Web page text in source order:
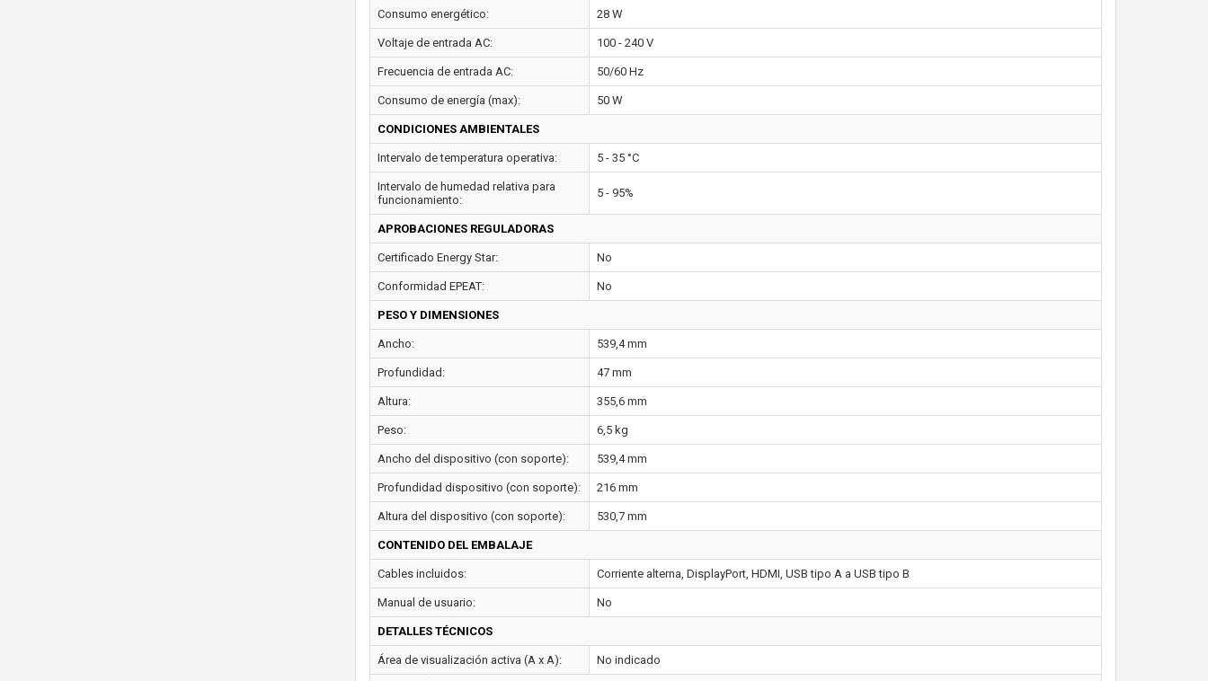
Consumo energético: 28 W
Voltaje de entrada AC: 100 - 240 V
Frecuencia de entrada AC: 50/60 Hz
Consumo de energía (max): 50 W
CONDICIONES AMBIENTALES
Intervalo de temperatura operativa: 5 - 35 °C
Intervalo de humedad relativa para
funcionamiento:
5 - 95%
APROBACIONES REGULADORAS
Certificado Energy Star: No
Conformidad EPEAT: No
PESO Y DIMENSIONES
Ancho: 539,4 mm
Profundidad: 47 mm
Altura: 355,6 mm
Peso: 6,5 kg
Ancho del dispositivo (con soporte): 539,4 mm
Profundidad dispositivo (con soporte): 216 mm
Altura del dispositivo (con soporte): 530,7 mm
CONTENIDO DEL EMBALAJE
Cables incluidos: Corriente alterna, DisplayPort, HDMI, USB tipo A a USB tipo B
Manual de usuario: No
DETALLES TÉCNICOS
Área de visualización activa (A x A): No indicado